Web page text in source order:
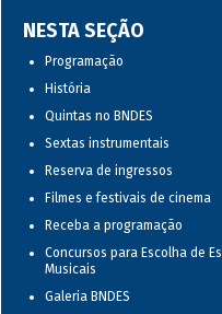
NESTA SEÇÃO
Programação
História
Quintas no BNDES
Sextas instrumentais
Reserva de ingressos
Filmes e festivais de cinema
Receba a programação
Concursos para Escolha de
Musicais
Galeria BNDES